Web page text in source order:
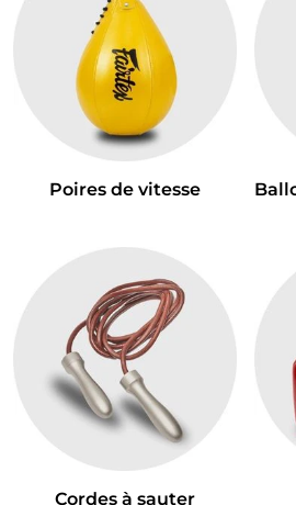
Poires de vitesse
Cordes à sauter